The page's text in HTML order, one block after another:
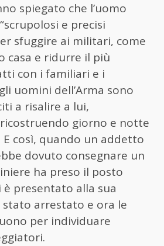
spiegato che l’uomo
e precisi
sfuggire ai militari, come
casa e ridurre il più
con i familiari e i
uomini dell’Arma sono
a risalire a lui,
giorno e notte
così, quando un addetto
dovuto consegnare un
ha preso il posto
è presentato alla sua
stato arrestato e ora le
per individuare